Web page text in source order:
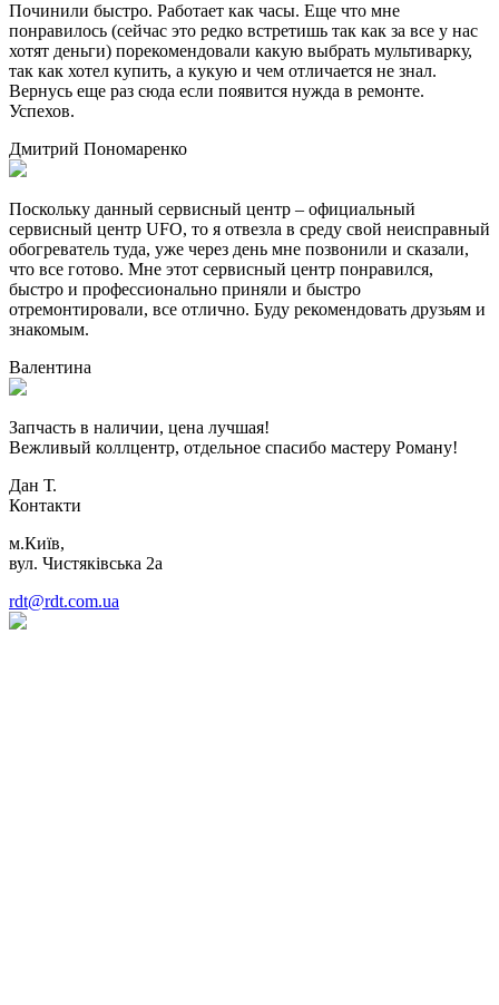
Починили быстро. Работает как часы. Еще что мне
понравилось (сейчас это редко встретишь так как за все у нас
хотят деньги) порекомендовали какую выбрать мультиварку,
так как хотел купить, а кукую и чем отличается не знал.
Вернусь еще раз сюда если появится нужда в ремонте.
Успехов.
Дмитрий Пономаренко
Поскольку данный сервисный центр – официальный
сервисный центр UFO, то я отвезла в среду свой неисправный
обогреватель туда, уже через день мне позвонили и сказали,
что все готово. Мне этот сервисный центр понравился,
быстро и профессионально приняли и быстро
отремонтировали, все отлично. Буду рекомендовать друзьям и
знакомым.
Валентина
Запчасть в наличии, цена лучшая!
Вежливый коллцентр, отдельное спасибо мастеру Роману!
Дан Т.
Контакти
м.Київ,
вул. Чистяківська 2а
rdt@rdt.com.ua